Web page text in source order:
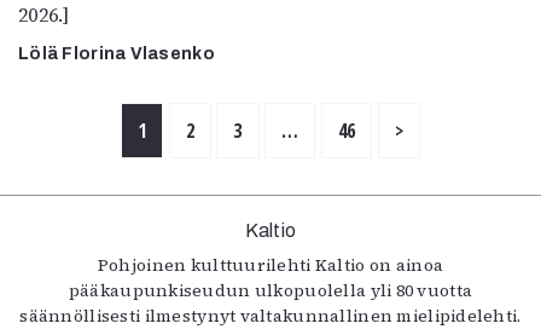
2026.]
Lölä Florina Vlasenko
1 2 3 … 46 >
Kaltio
Pohjoinen kulttuurilehti Kaltio on ainoa
pääkaupunkiseudun ulkopuolella yli 80 vuotta
säännöllisesti ilmestynyt valtakunnallinen mielipidelehti.